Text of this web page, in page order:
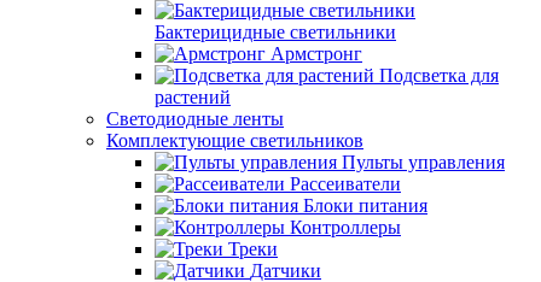
Бактерицидные светильники
Армстронг
Подсветка для
растений
Светодиодные ленты
Комплектующие светильников
Пульты управления
Рассеиватели
Блоки питания
Контроллеры
Треки
Датчики